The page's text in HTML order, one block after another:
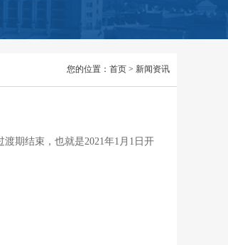
您的位置： 首页 > 新闻资讯
期结束，也就是2021年1月1日开